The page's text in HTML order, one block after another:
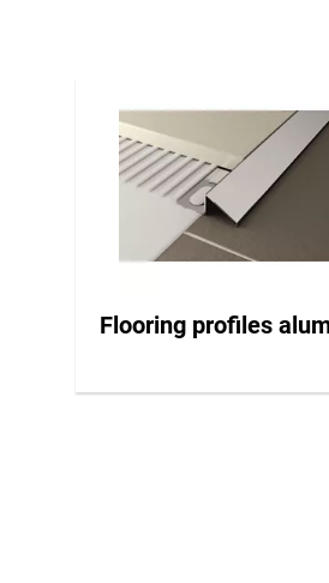
Flooring profiles